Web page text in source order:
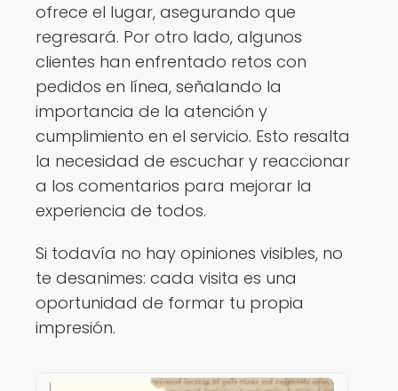
ofrece el lugar, asegurando que
regresará. Por otro lado, algunos
clientes han enfrentado retos con
pedidos en línea, señalando la
importancia de la atención y
cumplimiento en el servicio. Esto resalta
la necesidad de escuchar y reaccionar
a los comentarios para mejorar la
experiencia de todos.
Si todavía no hay opiniones visibles, no
te desanimes: cada visita es una
oportunidad de formar tu propia
impresión.